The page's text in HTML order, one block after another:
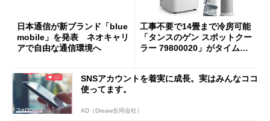
日本通信が新ブランド「blue
mobile」を発表 ネオキャリ
アで自由な通信環境へ
工事不要で14畳まで冷房可能
「タンスのゲン スポットクー
ラー 79800020」がタイムセ
SNSアカウントを着実に成長。実はみんなココ
使ってます。
AD（Dreaw合同会社）